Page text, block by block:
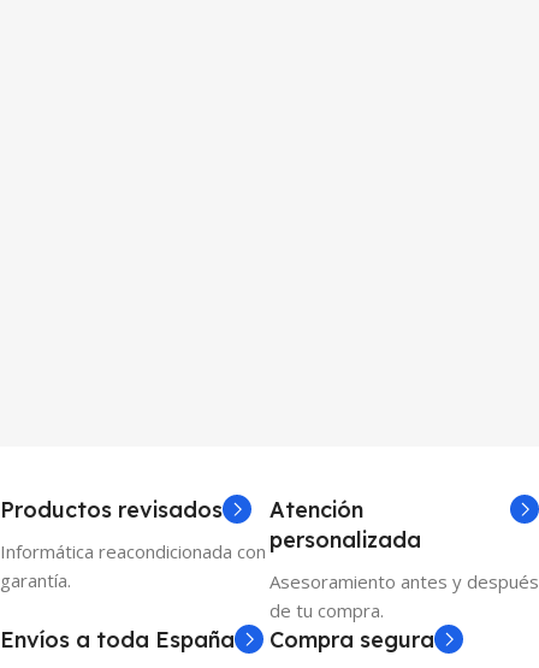
Productos revisados
Informática reacondicionada con
garantía.
Atención
personalizada
Asesoramiento antes y después
de tu compra.
Envíos a toda España Compra segura